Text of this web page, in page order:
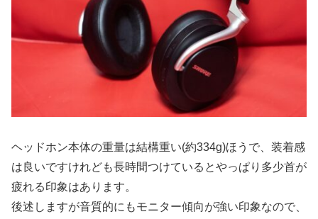
ヘッドホン本体の重量は結構重い(約334g)ほうで、装着感
は良いですけれども長時間つけているとやっぱり多少首が
疲れる印象はあります。
後述しますが音質的にもモニター傾向が強い印象なので、